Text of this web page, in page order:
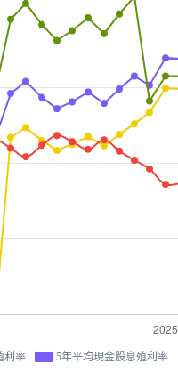
利率 5年平均現金股息殖利率